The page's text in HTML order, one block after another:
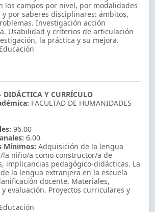
los campos por nivel, por modalidades
y por saberes disciplinares: ámbitos,
Investigación acción
Usabilidad y criterios de articulación
la práctica y su mejora.
Educación
DIDÁCTICA Y CURRÍCULO
FACULTAD DE HUMANIDADES
96.00
6.00
Mínimos: Adquisición de la lengua
la niño/a como constructor/a de
implicancias pedagógico-didácticas. La
la lengua extranjera en la escuela
docente. Materiales,
evaluación. Proyectos curriculares y
Educación